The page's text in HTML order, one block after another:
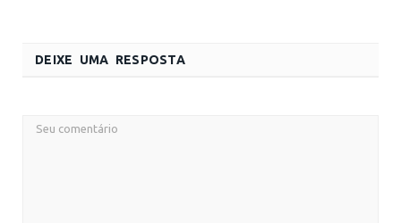
DEIXE UMA RESPOSTA